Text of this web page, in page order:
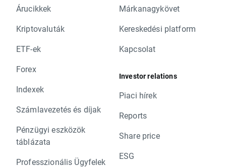
Árucikkek
Kriptovaluták
ETF-ek
Forex
Indexek
Számlavezetés és díjak
Pénzügyi eszközök
táblázata
Professzionális Ügyfelek
Márkanagykövet
Kereskedési platform
Kapcsolat
Investor relations
Piaci hírek
Reports
Share price
ESG